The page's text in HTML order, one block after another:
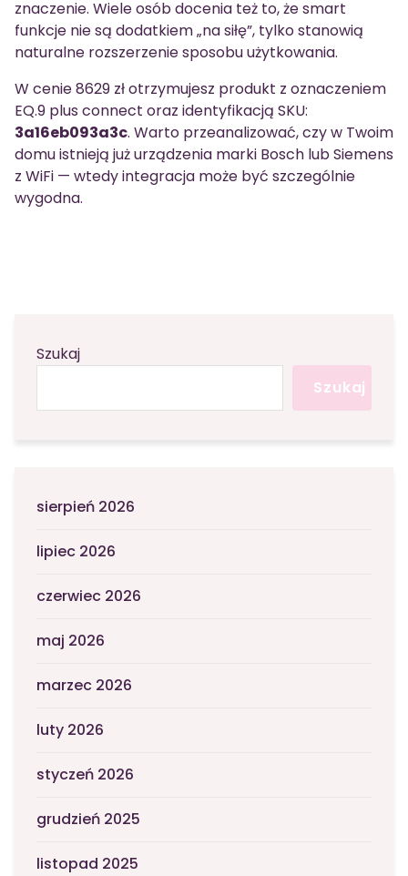
znaczenie. Wiele osób docenia też to, że smart
funkcje nie są dodatkiem „na siłę”, tylko stanowią
naturalne rozszerzenie sposobu użytkowania.
W cenie 8629 zł otrzymujesz produkt z oznaczeniem
EQ.9 plus connect oraz identyfikacją SKU:
3a16eb093a3c. Warto przeanalizować, czy w Twoim
domu istnieją już urządzenia marki Bosch lub Siemens
z WiFi — wtedy integracja może być szczególnie
wygodna.
Szukaj
Szukaj
sierpień 2026
lipiec 2026
czerwiec 2026
maj 2026
marzec 2026
luty 2026
styczeń 2026
grudzień 2025
listopad 2025